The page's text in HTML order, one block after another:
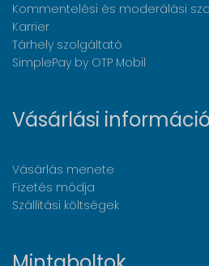
Kommentelési és moderálási
Karrier
Tárhely szolgáltató
SimplePay by OTP Mobil
Vásárlási
Vásárlás menete
Fizetés módja
Szállítási költségek